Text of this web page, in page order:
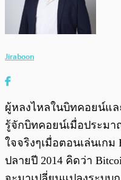
Jiraboon
ผู้หลงไหลในบิทคอยน์แล
รู้จักบิทคอยน์เมื่อประมา
ใจจริงๆเมื่อตอนเล่นเก
ปลายปี 2014 คิดว่า